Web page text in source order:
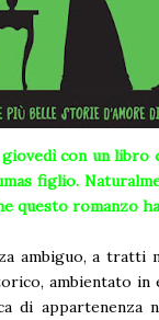
con un libro
figlio.
questo romanzo
ambiguo, a
ambientato
di